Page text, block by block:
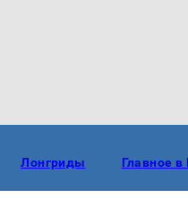
Лонгриды Главное в